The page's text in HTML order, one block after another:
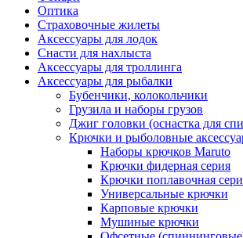
Оптика
Страховочные жилеты
Аксессуары для лодок
Снасти для нахлыста
Аксессуары для троллинга
Аксессуары для рыбалки
Бубенчики, колокольчики
Грузила и наборы грузов
Джиг головки (оснастка для
Крючки и рыболовные
Наборы крючков Maruto
Крючки фидерная серия
Крючки поплавочная
Универсальные крючки
Карповые крючки
Мушиные крючки